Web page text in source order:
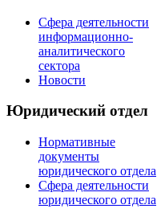
Сфера деятельности
информационно-
аналитического
сектора
Новости
Юридический отдел
Нормативные
документы
юридического отдела
Сфера деятельности
юридического отдела